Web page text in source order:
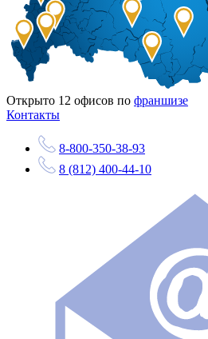
Открыто 12 офисов по франшизе
Контакты
8-800-350-38-93
8 (812) 400-44-10